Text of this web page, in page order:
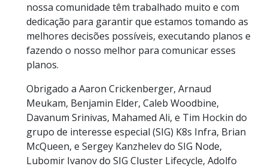
nossa comunidade têm trabalhado muito e com
dedicação para garantir que estamos tomando as
melhores decisões possíveis, executando planos e
fazendo o nosso melhor para comunicar esses
planos.
Obrigado a Aaron Crickenberger, Arnaud
Meukam, Benjamin Elder, Caleb Woodbine,
Davanum Srinivas, Mahamed Ali, e Tim Hockin do
grupo de interesse especial (SIG) K8s Infra, Brian
McQueen, e Sergey Kanzhelev do SIG Node,
Lubomir Ivanov do SIG Cluster Lifecycle, Adolfo